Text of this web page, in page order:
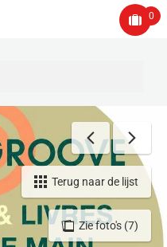
0
Zie foto's (7)
Terug naar de lijst